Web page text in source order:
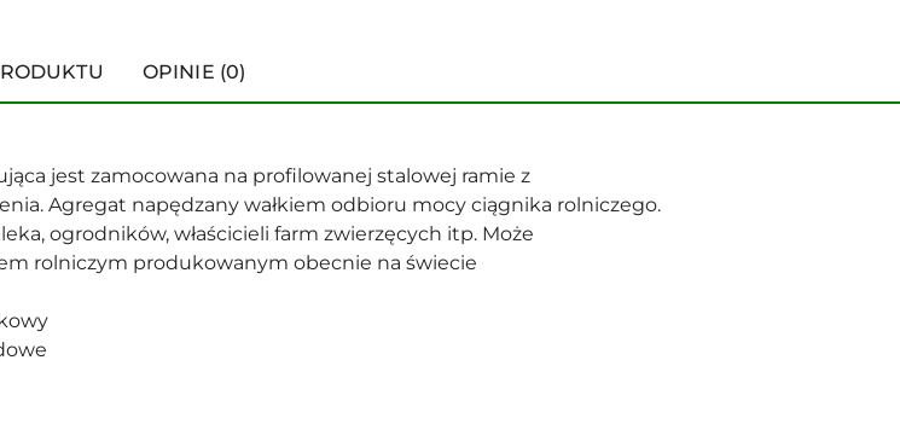
OPINIE (0)
jest zamocowana na profilowanej stalowej ramie z
Agregat napędzany wałkiem odbioru mocy ciągnika rolniczego.
ogrodników, właścicieli farm zwierzęcych itp. Może
rolniczym produkowanym obecnie na świecie